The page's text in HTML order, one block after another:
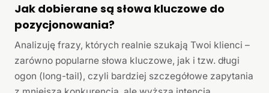
Jak dobierane są słowa kluczowe do
pozycjonowania?
Analizuję frazy, których realnie szukają Twoi klienci –
zarówno popularne słowa kluczowe, jak i tzw. długi
ogon (long-tail), czyli bardziej szczegółowe zapytania